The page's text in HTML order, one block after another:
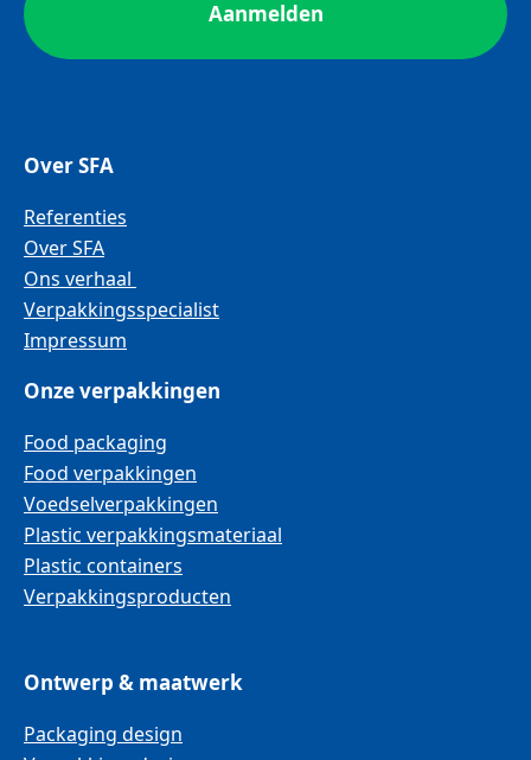
Over SFA
Referenties
Over SFA
Ons verhaal
Verpakkingsspecialist
Impressum
Onze verpakkingen
Food packaging
Food verpakkingen
Voedselverpakkingen
Plastic verpakkingsmateriaal
Plastic containers
Verpakkingsproducten
Ontwerp & maatwerk
Packaging design